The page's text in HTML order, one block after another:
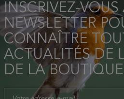
INSCRIVEZ-
NEWSLETTER
CONNAÎTRE
ACTUALITÉS DE
DE LA